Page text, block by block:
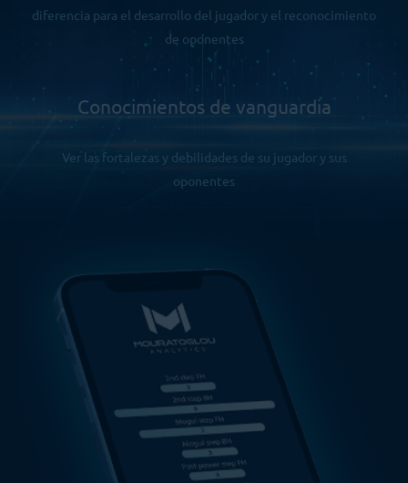
diferencia para el desarrollo del jugador y el reconocimiento
de oponentes
Conocimientos de vanguardia
Ver las fortalezas y debilidades de su jugador y sus
oponentes